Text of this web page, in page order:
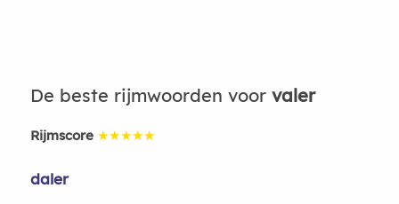
De beste rijmwoorden voor valer
Rijmscore ★★★★★
daler